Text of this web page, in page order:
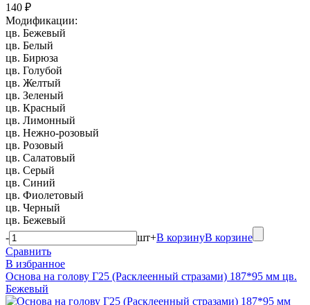
140 ₽
Модификации:
цв. Бежевый
цв. Белый
цв. Бирюза
цв. Голубой
цв. Желтый
цв. Зеленый
цв. Красный
цв. Лимонный
цв. Нежно-розовый
цв. Розовый
цв. Салатовый
цв. Серый
цв. Синий
цв. Фиолетовый
цв. Черный
цв. Бежевый
-
шт+В корзинуВ корзине
Сравнить
В избранное
Основа на голову Г25 (Расклеенный стразами) 187*95 мм цв.
Бежевый